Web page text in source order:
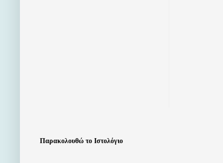
Παρακολουθώ το Ιστολόγιο